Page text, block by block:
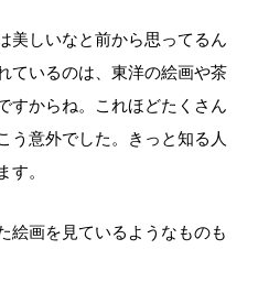
美しいなと前から思ってるん
ているのは、東洋の絵画や茶
すからね。これほどたくさん
う意外でした。きっと知る人
す。
絵画を見ているようなものも